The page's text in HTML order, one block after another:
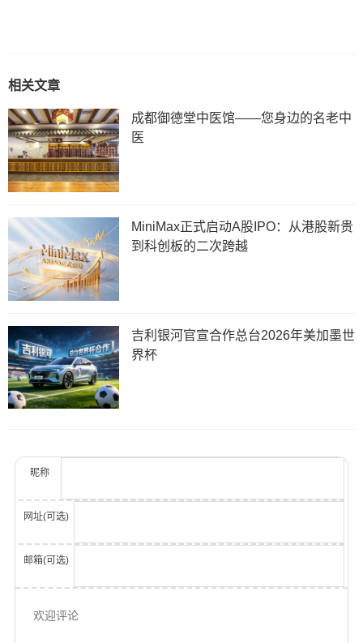
相关文章
成都御德堂中医馆——您身边的名老中
医
MiniMax正式启动A股IPO：从港股新贵
到科创板的二次跨越
吉利银河官宣合作总台2026年美加墨世
界杯
昵称
网址(可选)
邮箱(可选)